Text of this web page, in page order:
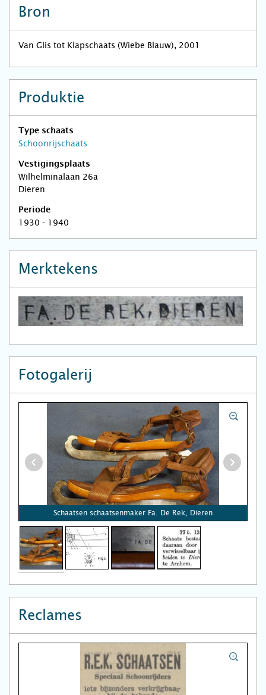
Bron
Van Glis tot Klapschaats (Wiebe Blauw), 2001
Produktie
Type schaats
Schoonrijschaats
Vestigingsplaats
Wilhelminalaan 26a
Dieren
Periode
1930 - 1940
Merktekens
Fotogalerij
Schaatsen schaatsenmaker Fa. De Rek, Dieren
Reclames